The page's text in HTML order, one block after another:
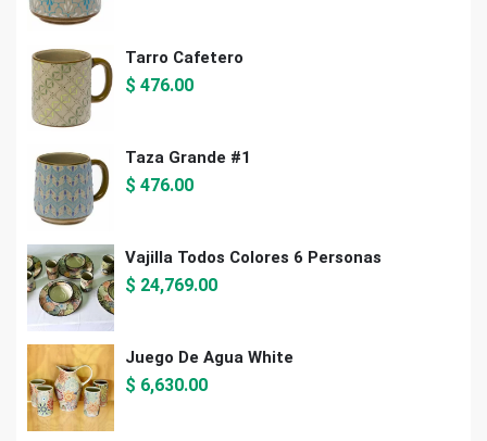
Tarro Cafetero
$ 476.00
Taza Grande #1
$ 476.00
Vajilla Todos Colores 6 Personas
$ 24,769.00
Juego De Agua White
$ 6,630.00